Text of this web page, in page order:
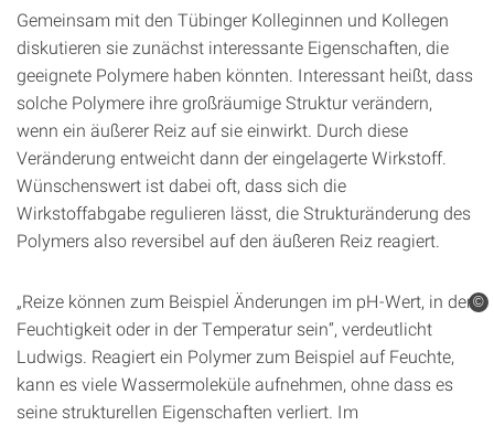
Gemeinsam mit den Tübinger Kolleginnen und Kollegen
diskutieren sie zunächst interessante Eigenschaften, die
geeignete Polymere haben könnten. Interessant heißt, dass
solche Polymere ihre großräumige Struktur verändern,
wenn ein äußerer Reiz auf sie einwirkt. Durch diese
Veränderung entweicht dann der eingelagerte Wirkstoff.
Wünschenswert ist dabei oft, dass sich die
Wirkstoffabgabe regulieren lässt, die Strukturänderung des
Polymers also reversibel auf den äußeren Reiz reagiert.
„Reize können zum Beispiel Änderungen im pH-Wert, in der
Feuchtigkeit oder in der Temperatur sein“, verdeutlicht
Ludwigs. Reagiert ein Polymer zum Beispiel auf Feuchte,
kann es viele Wassermoleküle aufnehmen, ohne dass es
seine strukturellen Eigenschaften verliert. Im
©